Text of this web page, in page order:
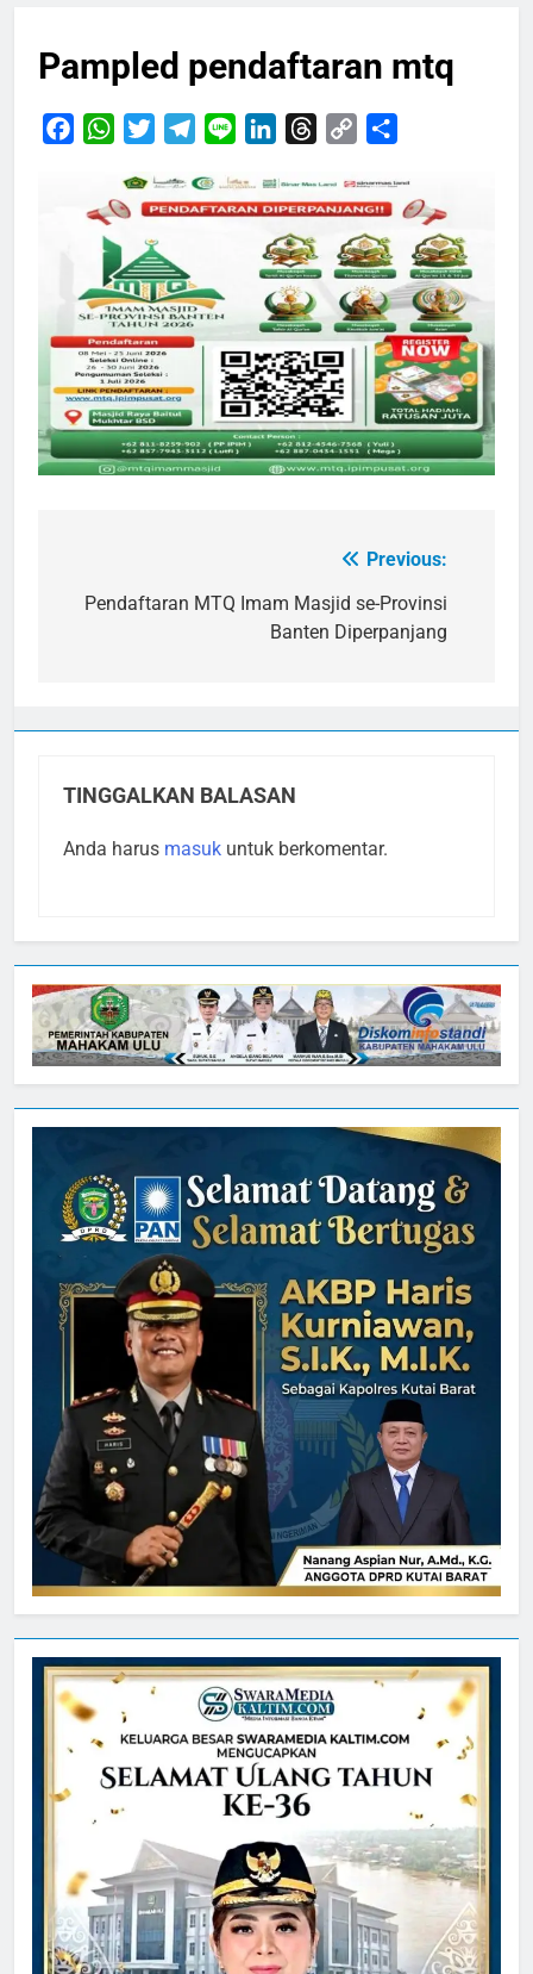
Pampled pendaftaran mtq
FacebookWhatsApp
TwitterTelegram
Line LinkedInThreads
Copy
pos
Previous:
Pendaftaran MTQ Imam Masjid se-Provinsi
Banten Diperpanjang
TINGGALKAN BALASAN
Anda harus masuk untuk berkomentar.